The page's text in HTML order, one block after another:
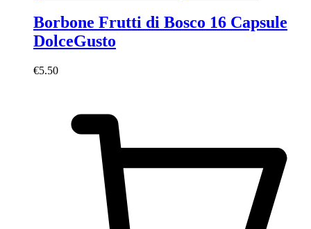
Borbone Frutti di Bosco 16 Capsule
DolceGusto
€5.50